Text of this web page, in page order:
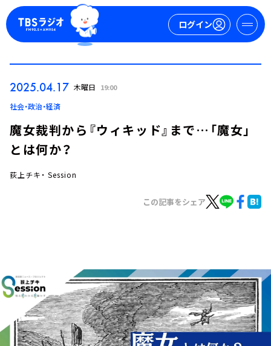
ログイン
お知らせ
イベント・グッズ
YouTube
会社情報
2025.04.17 木曜日 19:00
社会・政治・経済
魔女裁判から『ウィキッド』まで…「魔女」
とは何か？
荻上チキ・ Session
この記事をシェア